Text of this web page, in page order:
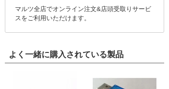
マルツ全店でオンライン注文&店頭受取りサービ
スをご利用いただけます。
よく一緒に購入されている製品